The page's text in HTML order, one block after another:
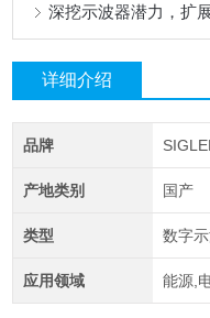
深挖示波器潜力，扩
详细介绍
品牌
产地类别 国产
类型 数字
应用领域 能源,